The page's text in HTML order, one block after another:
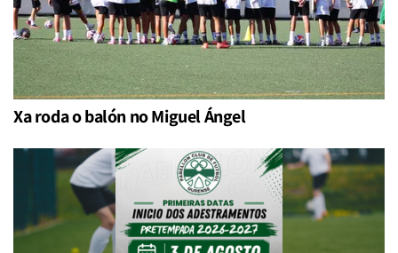
Xa roda o balón no Miguel Ángel